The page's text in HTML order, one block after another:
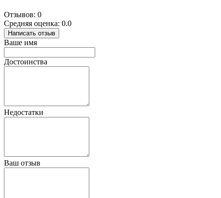
Отзывов: 0
Средняя оценка: 0.0
Написать отзыв
Ваше имя
Достоинства
Недостатки
Ваш отзыв